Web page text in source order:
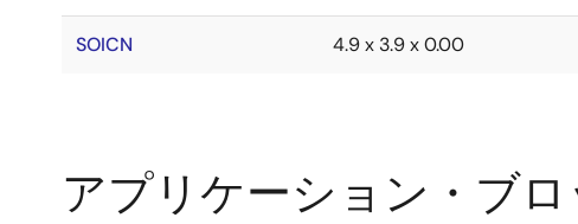
SOICN 4.9 x 3.9 x 0.00
アプリケーション・ブ